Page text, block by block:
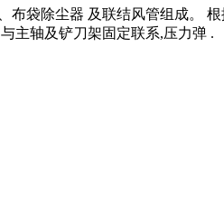
袋除尘器 及联结风管组成。
主轴及铲刀架固定联系,压力弹 .